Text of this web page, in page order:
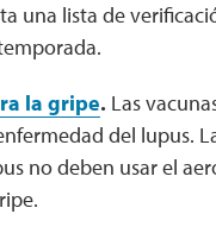
una lista de
la gripe. Las
del lupus.
no deben usar el